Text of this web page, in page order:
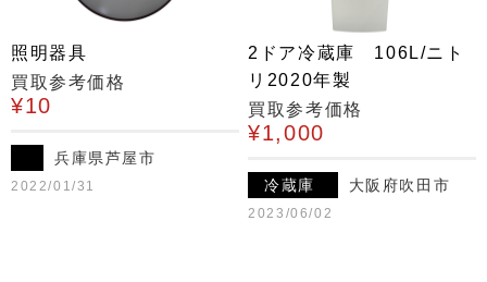
照明器具
買取参考価格
¥10
兵庫県芦屋市
2022/01/31
2ドア冷蔵庫 106L/ニト
リ2020年製
買取参考価格
¥1,000
冷蔵庫 大阪府吹田市
2023/06/02